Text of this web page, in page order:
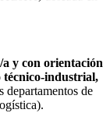
y con orientación
industrial,
departamentos de